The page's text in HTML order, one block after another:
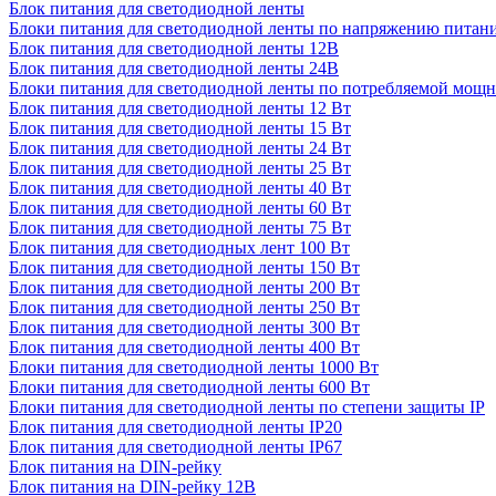
Блок питания для светодиодной ленты
Блоки питания для светодиодной ленты по напряжению
Блок питания для светодиодной ленты 12В
Блок питания для светодиодной ленты 24В
Блоки питания для светодиодной ленты по потребляемой
Блок питания для светодиодной ленты 12 Вт
Блок питания для светодиодной ленты 15 Вт
Блок питания для светодиодной ленты 24 Вт
Блок питания для светодиодной ленты 25 Вт
Блок питания для светодиодной ленты 40 Вт
Блок питания для светодиодной ленты 60 Вт
Блок питания для светодиодной ленты 75 Вт
Блок питания для светодиодных лент 100 Вт
Блок питания для светодиодной ленты 150 Вт
Блок питания для светодиодной ленты 200 Вт
Блок питания для светодиодной ленты 250 Вт
Блок питания для светодиодной ленты 300 Вт
Блок питания для светодиодной ленты 400 Вт
Блоки питания для светодиодной ленты 1000 Вт
Блоки питания для светодиодной ленты 600 Вт
Блоки питания для светодиодной ленты по степени защиты IP
Блок питания для светодиодной ленты IP20
Блок питания для светодиодной ленты IP67
Блок питания на DIN-рейку
Блок питания на DIN-рейку 12В